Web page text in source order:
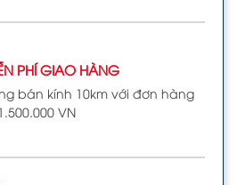
PHÍ GIAO HÀNG
bán kính 10km với đơn hàng
VN